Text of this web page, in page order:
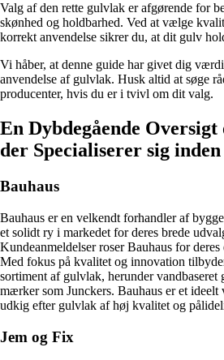
Valg af den rette gulvlak er afgørende for
skønhed og holdbarhed. Ved at vælge
korrekt anvendelse sikrer du, at dit gulv
Vi håber, at denne guide har givet dig
anvendelse af gulvlak. Husk altid at søge
producenter, hvis du er i tvivl om dit valg.
En Dybdegående
der Specialiserer sig
Bauhaus
Bauhaus er en velkendt forhandler af
et solidt ry i markedet for deres brede
Kundeanmeldelser roser Bauhaus for
Med fokus på kvalitet og innovation
sortiment af gulvlak, herunder
mærker som Junckers. Bauhaus er et
udkig efter gulvlak af høj kvalitet og
Jem og Fix